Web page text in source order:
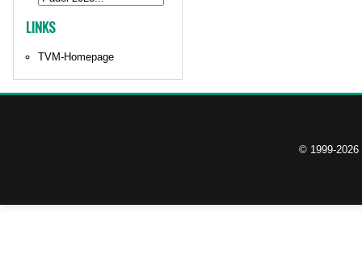
LINKS
TVM-Homepage
© 1999-2026